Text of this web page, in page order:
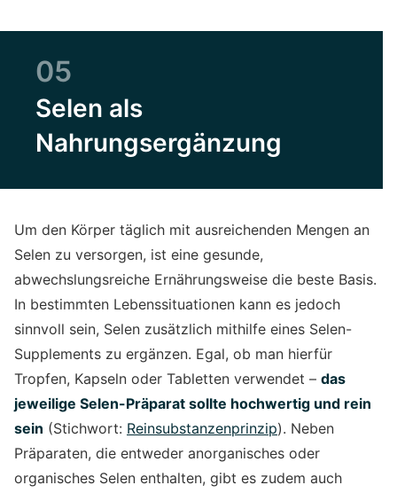
05
Selen als
Nahrungsergänzung
Um den Körper täglich mit ausreichenden Mengen an
Selen zu versorgen, ist eine gesunde,
abwechslungsreiche Ernährungsweise die beste Basis.
In bestimmten Lebenssituationen kann es jedoch
sinnvoll sein, Selen zusätzlich mithilfe eines Selen-
Supplements zu ergänzen. Egal, ob man hierfür
Tropfen, Kapseln oder Tabletten verwendet – das
jeweilige Selen-Präparat sollte hochwertig und rein
sein (Stichwort: Reinsubstanzenprinzip). Neben
Präparaten, die entweder anorganisches oder
organisches Selen enthalten, gibt es zudem auch